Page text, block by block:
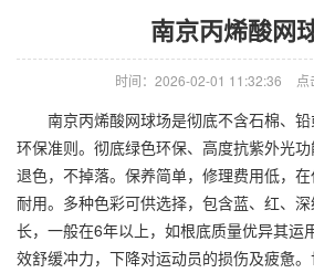
南京丙烯酸网
时间：2026-02-01 11:32:36
南京丙烯酸网球场是彻底不含石棉、铅
环保准则。彻底绿色环保、高度抗紫外光
退色，不掉落。保养简单，修理费用低，
耐用。多种色彩可供选择，包含蓝、红、
长，一般在6年以上，如根底质量优异其运
效舒缓冲力，下降对运动员的损伤及疲惫